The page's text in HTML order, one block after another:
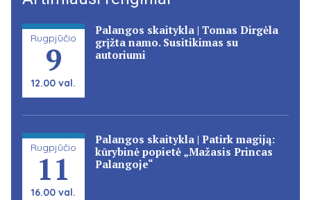
Rugpjūčio
9
12.00 val.
Palangos skaitykla | Tomas Dirgėla
grįžta namo. Susitikimas su
autoriumi
Rugpjūčio
11
16.00 val.
Palangos skaitykla | Patirk magiją:
kūrybinė popietė „Mažasis Princas
Palangoje“